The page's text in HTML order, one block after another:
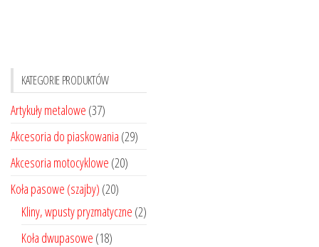
produktu
KATEGORIE PRODUKTÓW
Artykuły metalowe (37)
Akcesoria do piaskowania (29)
Akcesoria motocyklowe (20)
Koła pasowe (szajby) (20)
Kliny, wpusty pryzmatyczne (2)
Koła dwupasowe (18)